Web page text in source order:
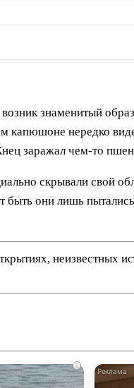
знаменитый
капюшоне нередко
заражал чем-то
скрывали свой
они лишь
неизвестных
i